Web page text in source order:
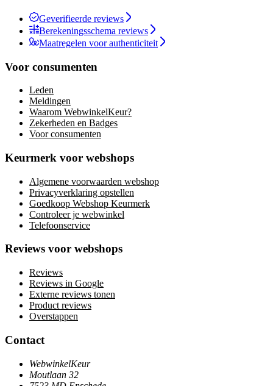
Geverifieerde reviews
Berekeningsschema reviews
Maatregelen voor authenticiteit
Voor consumenten
Leden
Meldingen
Waarom WebwinkelKeur?
Zekerheden en Badges
Voor consumenten
Keurmerk voor webshops
Algemene voorwaarden webshop
Privacyverklaring opstellen
Goedkoop Webshop Keurmerk
Controleer je webwinkel
Telefoonservice
Reviews voor webshops
Reviews
Reviews in Google
Externe reviews tonen
Product reviews
Overstappen
Contact
WebwinkelKeur
Moutlaan 32